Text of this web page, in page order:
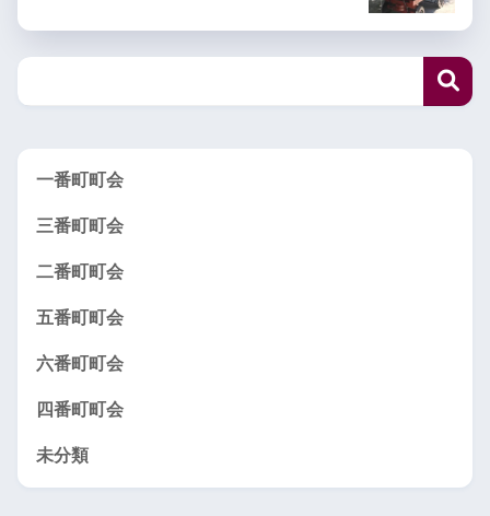
一番町町会
三番町町会
二番町町会
五番町町会
六番町町会
四番町町会
未分類